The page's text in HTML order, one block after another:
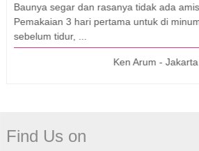
Baunya segar dan rasanya tidak ada
Pemakaian 3 hari pertama untuk di
sebelum tidur, ...
Ken Arum - Jakarta
Find Us on